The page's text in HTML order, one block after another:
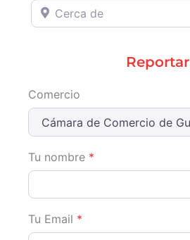
Cerca de
Reportar
Comercio
Tu nombre *
Tu Email *